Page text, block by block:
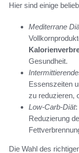
Hier sind einige
Mediterrane
Gesundheit.
Essenszeiten
zu reduzieren,
Low-Carb-Diät:
Reduzierung
Die Wahl des